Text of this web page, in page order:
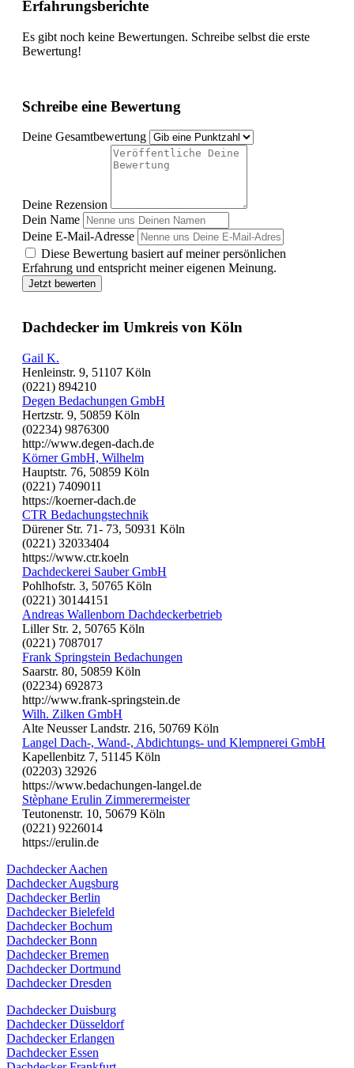
Erfahrungsberichte
Es gibt noch keine Bewertungen. Schreibe selbst die erste
Bewertung!
Schreibe eine Bewertung
Deine Gesamtbewertung
Deine Rezension
Dein Name
Deine E-Mail-Adresse
Diese Bewertung basiert auf meiner persönlichen
Erfahrung und entspricht meiner eigenen Meinung.
Jetzt bewerten
Dachdecker im Umkreis von Köln
Gail K.
Henleinstr. 9, 51107 Köln
(0221) 894210
Degen Bedachungen GmbH
Hertzstr. 9, 50859 Köln
(02234) 9876300
http://www.degen-dach.de
Körner GmbH, Wilhelm
Hauptstr. 76, 50859 Köln
(0221) 7409011
https://koerner-dach.de
CTR Bedachungstechnik
Dürener Str. 71- 73, 50931 Köln
(0221) 32033404
https://www.ctr.koeln
Dachdeckerei Sauber GmbH
Pohlhofstr. 3, 50765 Köln
(0221) 30144151
Andreas Wallenborn Dachdeckerbetrieb
Liller Str. 2, 50765 Köln
(0221) 7087017
Frank Springstein Bedachungen
Saarstr. 80, 50859 Köln
(02234) 692873
http://www.frank-springstein.de
Wilh. Zilken GmbH
Alte Neusser Landstr. 216, 50769 Köln
Langel Dach-, Wand-, Abdichtungs- und Klempnerei GmbH
Kapellenbitz 7, 51145 Köln
(02203) 32926
https://www.bedachungen-langel.de
Stèphane Erulin Zimmerermeister
Teutonenstr. 10, 50679 Köln
(0221) 9226014
https://erulin.de
Dachdecker Aachen
Dachdecker Augsburg
Dachdecker Berlin
Dachdecker Bielefeld
Dachdecker Bochum
Dachdecker Bonn
Dachdecker Bremen
Dachdecker Dortmund
Dachdecker Dresden
Dachdecker Duisburg
Dachdecker Düsseldorf
Dachdecker Erlangen
Dachdecker Essen